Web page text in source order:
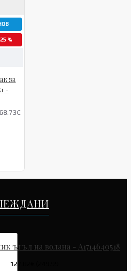
%
за
-
ъгъл на волана - A1714640518
127.82€ (249.99